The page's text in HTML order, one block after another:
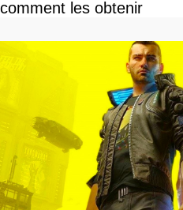
comment les obtenir